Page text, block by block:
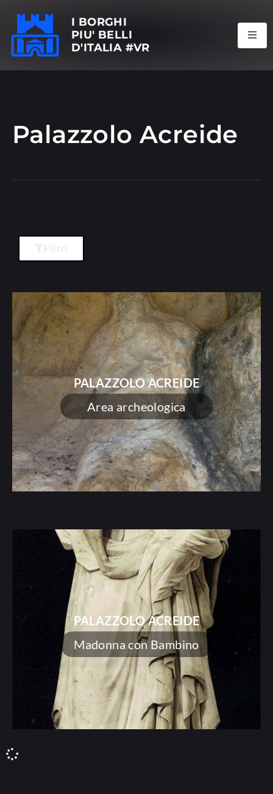
I BORGHI
PIU' BELLI
D'ITALIA #VR
Palazzolo Acreide
Area archeologica
PALAZZOLO ACREIDE
Madonna con Bambino
PALAZZOLO ACREIDE